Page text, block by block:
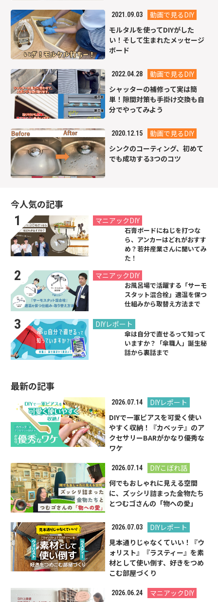
2021.09.03
動画で見るDIY
モルタルを使ってDIYがした
い！そして生まれたメッセージ
ボード
2022.04.28
動画で見るDIY
シャッターの補修って実は簡
単！隙間対策も手掛け交換も自
分でやってみよう
2020.12.15
動画で見るDIY
シンクのコーティング、初めて
でも成功する3つのコツ
今人気の記事
2021.07.26
マニアックDIY
石膏ボードにねじを打つな
ら、アンカーはどれがおすす
め？若井産業さんに聞いてみ
た！
2019.08.31
マニアックDIY
お風呂場で活躍する「サーモ
スタット混合栓」適温を保つ
仕組みから取替え方法まで
2024.06.21
DIYレポート
傘は自分で直せるって知って
いますか？「傘職人」誕生秘
話から裏話まで
最新の記事
2026.07.14
DIYレポート
DIYで一軍ピアスを可愛く使い
やすく収納！『カベッテ』のア
クセサリーBARがかなり優秀な
ワケ
2026.07.14
DIYこぼれ話
何でもおしゃれに見える空間
に、ズッシリ詰まった金物たち
とつむゴさんの「物への愛」
2026.07.03
DIYレポート
見本通りじゃなくていい！『ウ
ォリスト』『ラスティー』を素
材として使い倒す、好きをつめ
こむ部屋づくり
2026.06.24
マニアックDIY